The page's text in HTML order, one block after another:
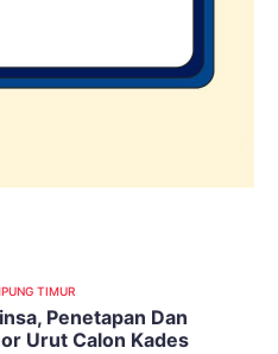
TIMUR
Penetapan Dan
Urut Calon Kades